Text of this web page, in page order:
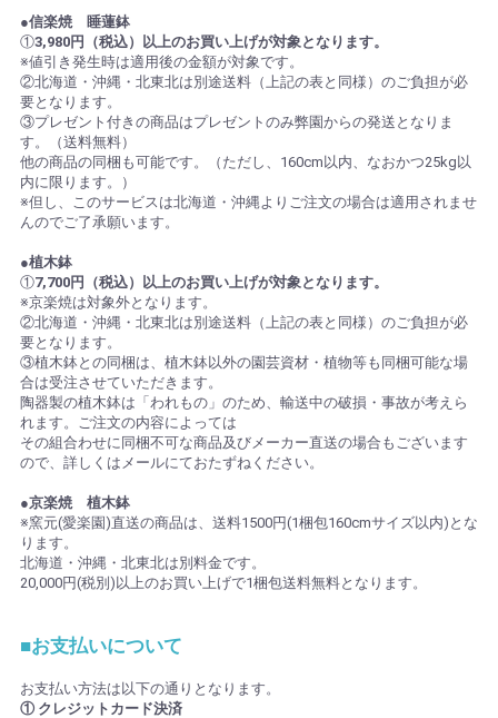
●信楽焼 睡蓮鉢
①3,980円（税込）以上のお買い上げが対象となります。
※値引き発生時は適用後の金額が対象です。
②北海道・沖縄・北東北は別途送料（上記の表と同様）のご負担が必
要となります。
③プレゼント付きの商品はプレゼントのみ弊園からの発送となりま
す。（送料無料）
他の商品の同梱も可能です。（ただし、160cm以内、なおかつ25kg以
内に限ります。）
※但し、このサービスは北海道・沖縄よりご注文の場合は適用されませ
んのでご了承願います。
●植木鉢
①7,700円（税込）以上のお買い上げが対象となります。
※京楽焼は対象外となります。
②北海道・沖縄・北東北は別途送料（上記の表と同様）のご負担が必
要となります。
③植木鉢との同梱は、植木鉢以外の園芸資材・植物等も同梱可能な場
合は受注させていただきます。
陶器製の植木鉢は「われもの」のため、輸送中の破損・事故が考えら
れます。ご注文の内容によっては
その組合わせに同梱不可な商品及びメーカー直送の場合もございます
ので、詳しくはメールにておたずねください。
●京楽焼 植木鉢
※窯元(愛楽園)直送の商品は、送料1500円(1梱包160cmサイズ以内)とな
ります。
北海道・沖縄・北東北は別料金です。
20,000円(税別)以上のお買い上げで1梱包送料無料となります。
■お支払いについて
お支払い方法は以下の通りとなります。
① クレジットカード決済